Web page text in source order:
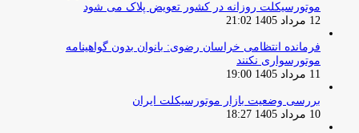
موتورسیکلت روزانه در کشور تعویض پلاک می شود
12 مرداد 1405 21:02
فرمانده انتظامی خراسان رضوی: بانوان بدون گواهینامه
موتورسواری نکنند
11 مرداد 1405 19:00
بررسی وضعیت بازار موتورسیکلت ایران
10 مرداد 1405 18:27